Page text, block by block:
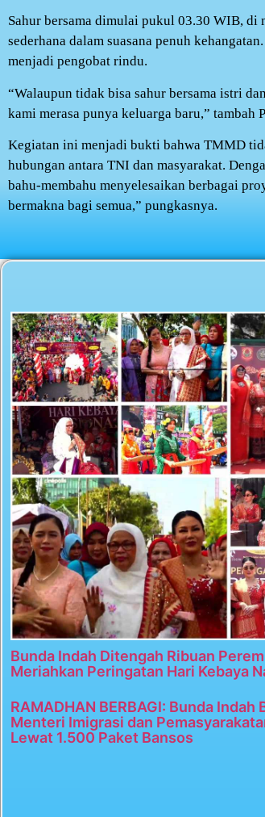
Sahur bersama dimulai pukul 03.30 WIB,
sederhana dalam suasana penuh
menjadi pengobat rindu.
“Walaupun tidak bisa sahur bersama istri
kami merasa punya keluarga baru,” tambah
Kegiatan ini menjadi bukti bahwa TMMD
hubungan antara TNI dan masyarakat.
bahu-membahu menyelesaikan berbagai
bermakna bagi semua,” pungkasnya.
Bunda Indah Ditengah Ribuan
Meriahkan Peringatan Hari Kebaya
RAMADHAN BERBAGI: Bunda
Menteri Imigrasi dan
Lewat 1.500 Paket Bansos